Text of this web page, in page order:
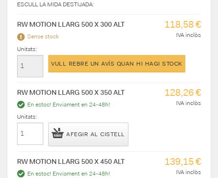
ESCULL LA MIDA DESTIJADA:
RW MOTION LLARG 500 X 300 ALT
Sense stock
118,58 €
IVA inclòs
Unitats:
VULL REBRE UN AVÍS QUAN HI HAGI STOCK
RW MOTION LLARG 500 X 350 ALT
En estoc! Enviament en 24-48h!
128,26 €
IVA inclòs
Unitats:
AFEGIR AL CISTELL
RW MOTION LLARG 500 X 450 ALT
En estoc! Enviament en 24-48h!
139,15 €
IVA inclòs